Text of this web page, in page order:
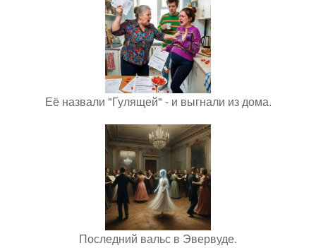
Её назвали "Гулящей" - и выгнали из дома.
Последний вальс в Эвервуде.